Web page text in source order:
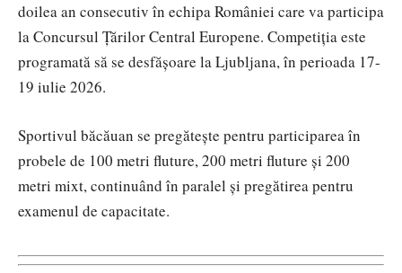
doilea an consecutiv în echipa României care va participa
la Concursul Țărilor Central Europene. Competiția este
programată să se desfășoare laLjubljana, în perioada 17-
19 iulie 2026.
Sportivul băcăuan se pregătește pentru participarea în
probele de 100 metri fluture, 200 metri fluture și 200
metri mixt, continuând în paralel și pregătirea pentru
examenul de capacitate.